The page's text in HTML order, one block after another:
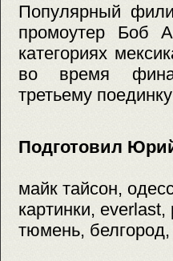
Популярный
промоутер Боб
категориях
во время
третьему
Подготовил
майк тайсон,
картинки,
тюмень,